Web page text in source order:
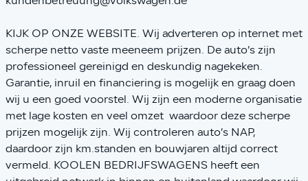
KIJK OP ONZE WEBSITE. Wij adverteren op internet met
scherpe netto vaste meeneem prijzen. De auto’s zijn
professioneel gereinigd en deskundig nagekeken.
Garantie, inruil en financiering is mogelijk en graag doen
wij u een goed voorstel. Wij zijn een moderne organisatie
met lage kosten en veel omzet waardoor deze scherpe
prijzen mogelijk zijn. Wij controleren auto’s NAP,
daardoor zijn km.standen en bouwjaren altijd correct
vermeld. KOOLEN BEDRIJFSWAGENS heeft een